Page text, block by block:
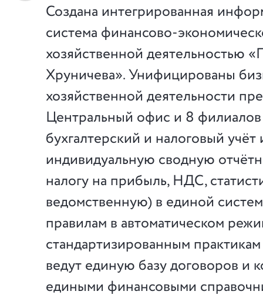
Создана интегрированная
система финансово-
хозяйственной деятельностью
Хруничева». Унифицированы
хозяйственной деятельности
Центральный офис и 8 филиалов
бухгалтерский и налоговый
индивидуальную сводную
налогу на прибыль, НДС,
ведомственную) в единой
правилам в автоматическом
стандартизированным
ведут единую базу договоров и
едиными финансовыми